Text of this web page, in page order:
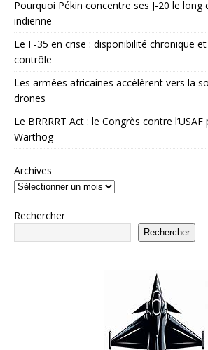
Pourquoi Pékin concentre ses J-20 le long
indienne
Le F-35 en crise : disponibilité chronique
contrôle
Les armées africaines accélèrent vers la
drones
Le BRRRRT Act : le Congrès contre
Warthog
Archives
Rechercher
Rechercher